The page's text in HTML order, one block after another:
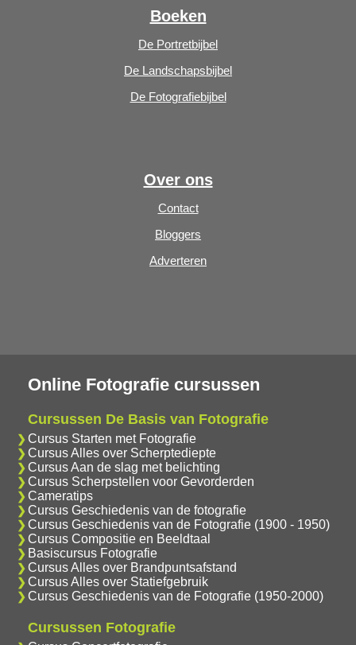
Boeken
De Portretbijbel
De Landschapsbijbel
De Fotografiebijbel
Over ons
Contact
Bloggers
Adverteren
Online Fotografie cursussen
Cursussen De Basis van Fotografie
Cursus Starten met Fotografie
Cursus Alles over Scherptediepte
Cursus Aan de slag met belichting
Cursus Scherpstellen voor Gevorderden
Cameratips
Cursus Geschiedenis van de fotografie
Cursus Geschiedenis van de Fotografie (1900 - 1950)
Cursus Compositie en Beeldtaal
Basiscursus Fotografie
Cursus Alles over Brandpuntsafstand
Cursus Alles over Statiefgebruik
Cursus Geschiedenis van de Fotografie (1950-2000)
Cursussen Fotografie